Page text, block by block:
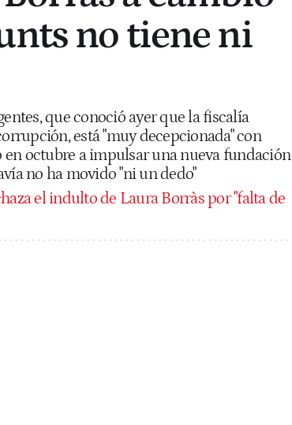
no tiene ni
que conoció ayer que la fiscalía
está "muy decepcionada" con
octubre a impulsar una nueva fundación
no ha movido "ni un dedo"
el indulto de Laura Borràs por "falta de